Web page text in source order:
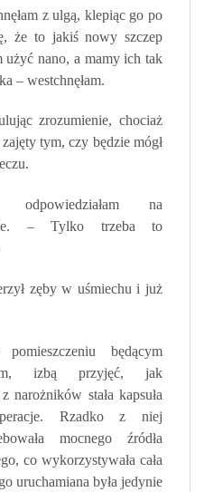
z ulgą, klepiąc go po
że to jakiś nowy szczep
użyć nano, a mamy ich tak
– westchnęłam.
zrozumienie, chociaż
tym, czy będzie mógł
na
– Tylko trzeba to
zęby w uśmiechu i już
będącym
izbą przyjęć, jak
stała kapsuła
Rzadko z niej
mocnego źródła
co wykorzystywała cała
uruchamiana była jedynie